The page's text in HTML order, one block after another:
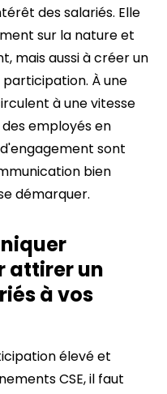
des salariés. Elle
sur la nature et
mais aussi à créer un
À une
à une vitesse
employés en
sont
bien
démarquer.
attirer un
à vos
élevé et
CSE, il faut